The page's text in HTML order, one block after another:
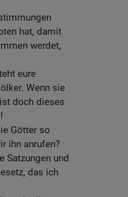
hat, damit
werdet,
eure
Wenn sie
doch dieses
Götter so
ihn anrufen?
Satzungen und
das ich